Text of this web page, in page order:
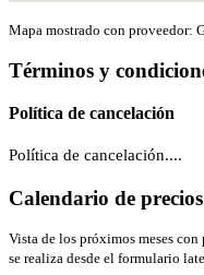
Mapa mostrado con proveedor:
Términos y
Política de cancelación
Política de cancelación....
Calendario de precios
Vista de los próximos meses
se realiza desde el formulario